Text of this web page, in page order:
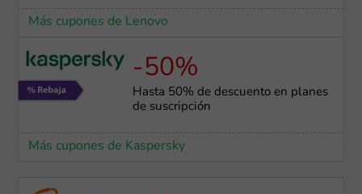
Más cupones de Lenovo
-50%
Hasta 50% de descuento en planes
de suscripción
Más cupones de Kaspersky